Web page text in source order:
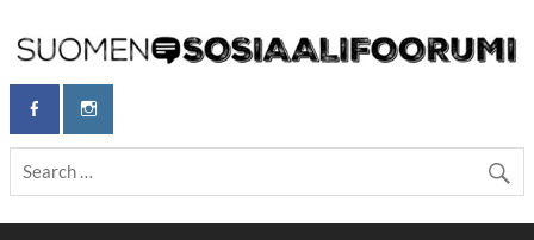
content
Maailmanparannuspäivät / Suomen
Sosiaalifoorumi
Maailmanparannuspäivät Lapinlahden Lähteellä, Helsingissä
26.–27.9.2026